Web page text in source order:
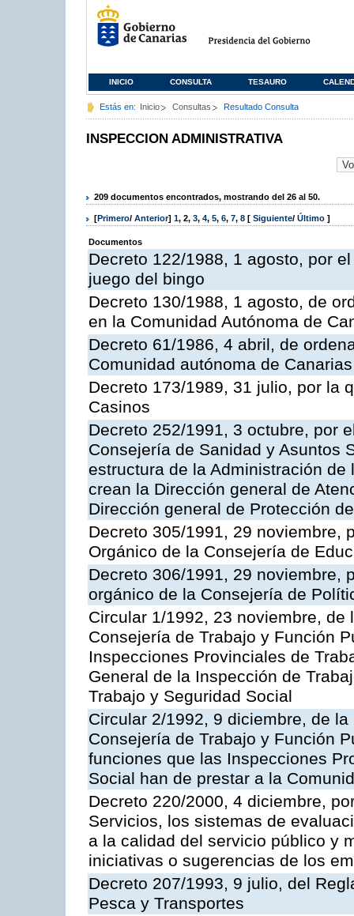
INICIO CONSULTA TESAURO
Estás en: Inicio Consultas Resultado Consulta
INSPECCION ADMINISTRATIVA
209 documentos encontrados, mostrando del 26 al 50.
[Primero/ Anterior] 1, 2, 3, 4, 5, 6, 7, 8 [ Siguiente/ Último ]
Documentos
Decreto 122/1988, 1 agosto, por
juego del bingo
Decreto 130/1988, 1 agosto, de
en la Comunidad Autónoma de
Decreto 61/1986, 4 abril, de
Comunidad autónoma de Canarias
Decreto 173/1989, 31 julio, por la
Casinos
Decreto 252/1991, 3 octubre, por
Consejería de Sanidad y Asuntos
estructura de la Administración
crean la Dirección general de
Dirección general de Protección
Decreto 305/1991, 29 noviembre,
Orgánico de la Consejería de
Decreto 306/1991, 29 noviembre,
orgánico de la Consejería de
Circular 1/1992, 23 noviembre,
Consejería de Trabajo y Función
Inspecciones Provinciales de
General de la Inspección de
Trabajo y Seguridad Social
Circular 2/1992, 9 diciembre, de
Consejería de Trabajo y Función
funciones que las Inspecciones
Social han de prestar a la
Decreto 220/2000, 4 diciembre,
Servicios, los sistemas de
a la calidad del servicio público y
iniciativas o sugerencias de los
Decreto 207/1993, 9 julio, del
Pesca y Transportes